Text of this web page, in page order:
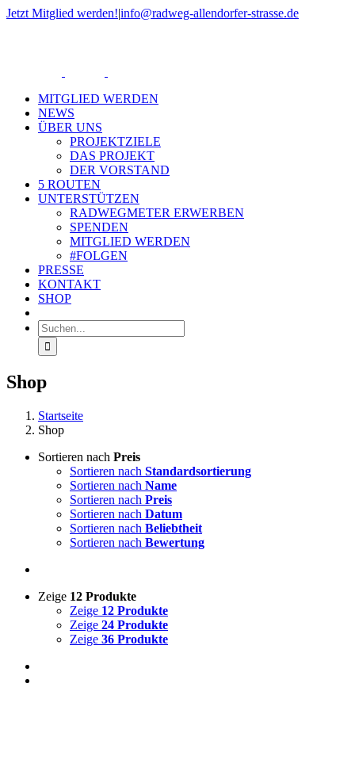
Zum
Jetzt Mitglied werden!|info@radweg-allendorfer-strasse.de
MITGLIED WERDEN
NEWS
ÜBER UNS
PROJEKTZIELE
DAS PROJEKT
DER VORSTAND
5 ROUTEN
UNTERSTÜTZEN
RADWEGMETER ERWERBEN
SPENDEN
MITGLIED WERDEN
#FOLGEN
PRESSE
KONTAKT
SHOP
Suche
nach:
Shop
Startseite
Shop
Sortieren nach Preis
Sortieren nach Standardsortierung
Sortieren nach Name
Sortieren nach Preis
Sortieren nach Datum
Sortieren nach Beliebtheit
Sortieren nach Bewertung
Zeige 12 Produkte
Zeige 12 Produkte
Zeige 24 Produkte
Zeige 36 Produkte